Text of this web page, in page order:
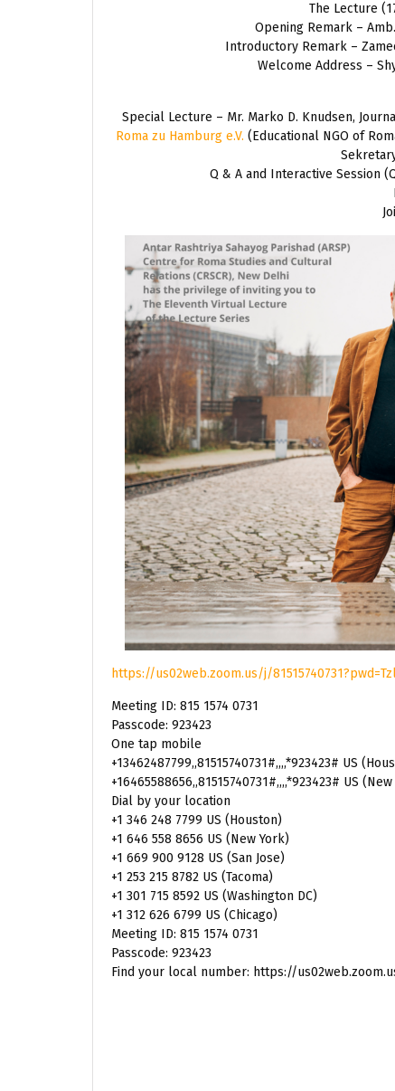
The Lecture
Opening Remark –
Introductory Remark –
Welcome Address –
Special Lecture – Mr. Marko D. Knudsen,
Roma zu Hamburg e.V. (Educational NGO of
Q & A and Interactive Session
https://us02web.zoom.us/j/
Meeting ID: 815 1574 0731
Passcode: 923423
One tap mobile
+13462487799,,81515740731#,,,,*923423# US
+16465588656,,81515740731#,,,,*923423# US
Dial by your location
+1 346 248 7799 US (Houston)
+1 646 558 8656 US (New York)
+1 669 900 9128 US (San Jose)
+1 253 215 8782 US (Tacoma)
+1 301 715 8592 US (Washington DC)
+1 312 626 6799 US (Chicago)
Meeting ID: 815 1574 0731
Passcode: 923423
Find your local number: https://